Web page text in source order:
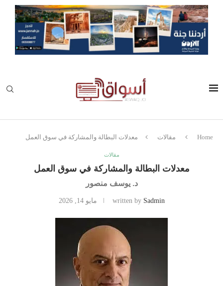
Home مقالات معدلات البطالة والمشاركة في سوق العمل
مقالات
معدلات البطالة والمشاركة في سوق العمل
د. يوسف منصور
written by Sadmin مايو 14, 2026